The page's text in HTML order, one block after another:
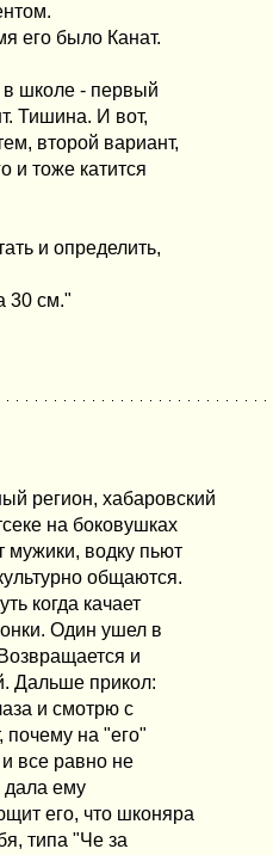
его было Канат.
в школе - первый
Тишина. И вот,
второй вариант,
и тоже катится
и определить,
30 см."
регион, хабаровский
на боковушках
мужики, водку пьют
общаются.
когда качает
Один ушел в
и
Дальше прикол:
и смотрю с
почему на "его"
все равно не
дала ему
его, что шконяра
типа "Че за